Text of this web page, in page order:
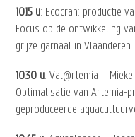
10.15 u: Ecocran: productie
Focus op de ontwikkeling
grijze garnaal in Vlaanderen.
10.30 u: Val@rtemia –
Optimalisatie van Artemia-
geproduceerde